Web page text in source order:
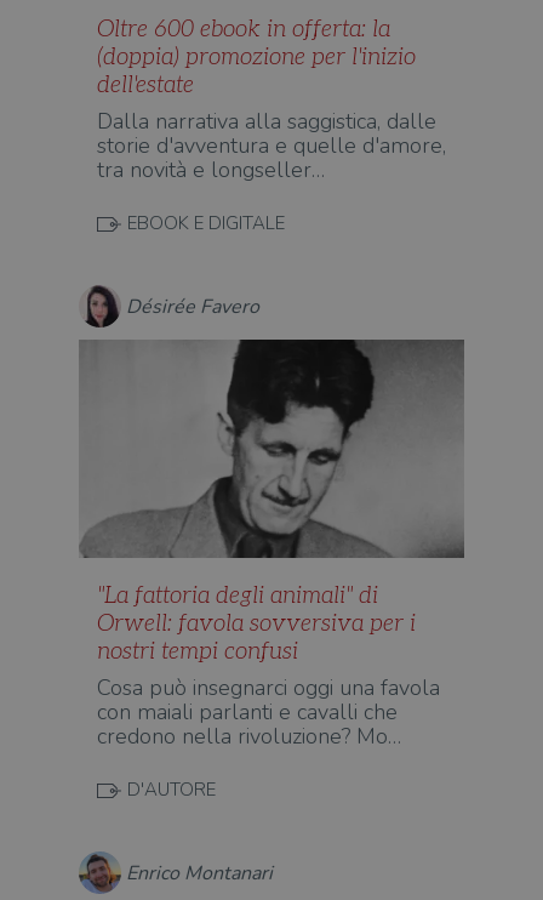
Oltre 600 ebook in offerta: la
(doppia) promozione per l'inizio
dell'estate
Dalla narrativa alla saggistica, dalle
storie d'avventura e quelle d'amore,
tra novità e longseller…
EBOOK E DIGITALE
Désirée Favero
"La fattoria degli animali" di
Orwell: favola sovversiva per i
nostri tempi confusi
Cosa può insegnarci oggi una favola
con maiali parlanti e cavalli che
credono nella rivoluzione? Mo…
D'AUTORE
Enrico Montanari